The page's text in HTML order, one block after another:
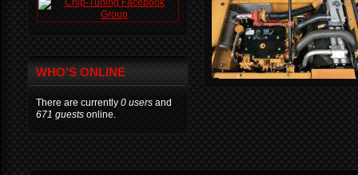
WHO'S ONLINE
There are currently 0 users and
671 guests online.